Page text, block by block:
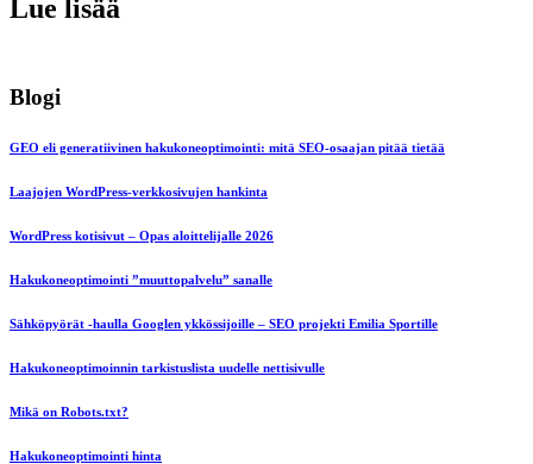
Lue lisää
Blogi
GEO eli generatiivinen hakukoneoptimointi: mitä SEO-osaajan pitää tietää
Laajojen WordPress-verkkosivujen hankinta
WordPress kotisivut – Opas aloittelijalle 2026
Hakukoneoptimointi ”muuttopalvelu” sanalle
Sähköpyörät -haulla Googlen ykkössijoille – SEO projekti Emilia Sportille
Hakukoneoptimoinnin tarkistuslista uudelle nettisivulle
Mikä on Robots.txt?
Hakukoneoptimointi hinta